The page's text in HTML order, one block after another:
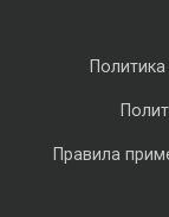
Правила